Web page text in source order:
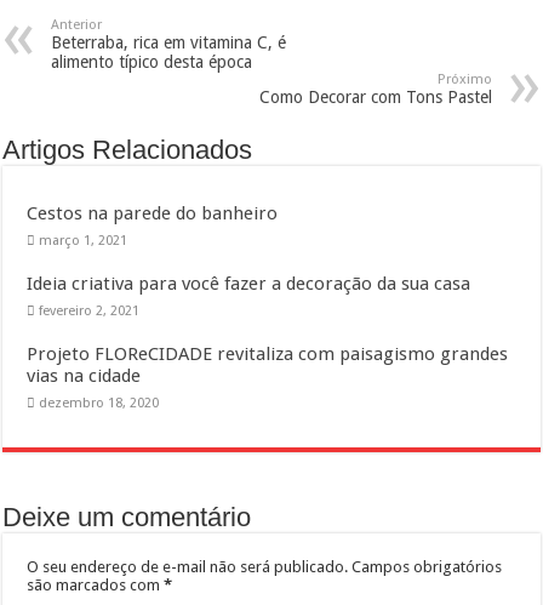
Anterior
Beterraba, rica em vitamina C, é
alimento típico desta época
Próximo
Como Decorar com Tons Pastel
Artigos Relacionados
Cestos na parede do banheiro
março 1, 2021
Ideia criativa para você fazer a decoração da sua casa
fevereiro 2, 2021
Projeto FLOReCIDADE revitaliza com paisagismo grandes
vias na cidade
dezembro 18, 2020
Deixe um comentário
O seu endereço de e-mail não será publicado. Campos obrigatórios
são marcados com*